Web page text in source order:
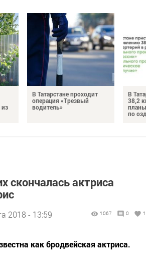
В Татарстане проходит
операция «Трезвый
водитель»
В
38,2 км
планы
по
скончалась актриса
2018 - 13:59 1067 0 1
как бродвейская актриса.